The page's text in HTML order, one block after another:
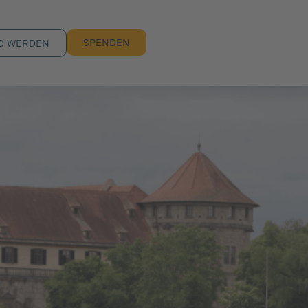
WERDEN SPENDEN